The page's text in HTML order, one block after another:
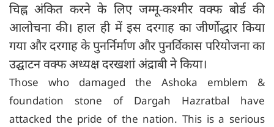
चिह्न अंकित करने के लिए जम्मू-कश्मीर वक्फ बोर्ड की
आलोचना की। हाल ही में इस दरगाह का जीर्णोद्धार किया
गया और दरगाह के पुनर्निर्माण और पुनर्विकास परियोजना का
उद्घाटन वक्फ अध्यक्ष दरखशां अंद्राबी ने किया।
Those who damaged the Ashoka emblem &
foundation stone of Dargah Hazratbal have
attacked the pride of the nation. This is a serious